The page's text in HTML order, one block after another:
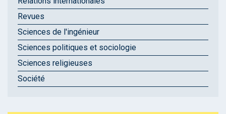
Revues
Sciences de l'ingénieur
Sciences politiques et sociologie
Sciences religieuses
Société